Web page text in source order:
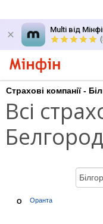
Multi від
Страхові компанії -
Всі
О Оранта